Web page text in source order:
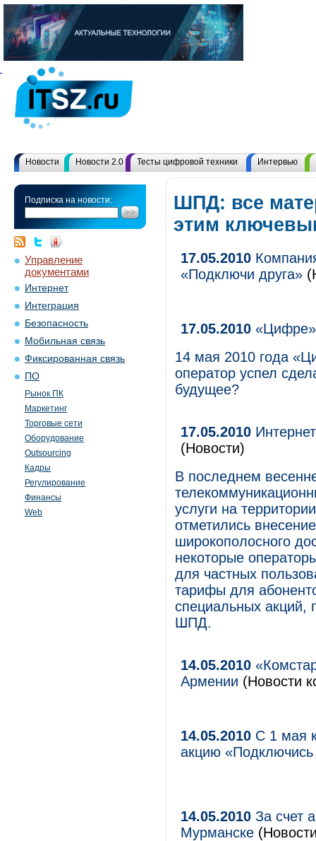
Новости Новости 2.0 Тесты цифровой техники Интервью
Подписка на новости:
Управление
документами
Интернет
Интеграция
Безопасность
Мобильная связь
Фиксированная связь
ПО
Рынок ПК
Маркетинг
Торговые сети
Оборудование
Outsourcing
Кадры
Регулирование
Финансы
Web
ШПД: все
этим
17.05.2010
«Подключи друга»
17.05.2010
14 мая 2010 года
оператор успел
будущее?
17.05.2010
(Новости)
В последнем
услуги на
отметились
широкополосного
некоторые
для частных
тарифы для
специальных акций,
ШПД.
14.05.2010
Армении (Новости
14.05.2010 С 1 мая
акцию
14.05.2010 За счет
Мурманске